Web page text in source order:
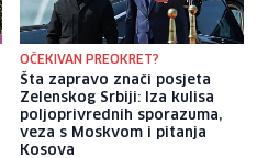
OČEKIVAN PREOKRET?
Šta zapravo znači posjeta
Zelenskog Srbiji: Iza kulisa
poljoprivrednih sporazuma,
veza s Moskvom i pitanja
Kosova